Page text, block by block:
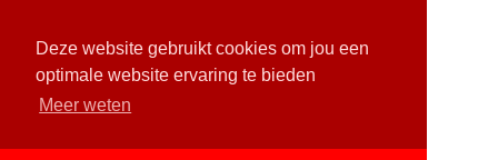
Deze website gebruikt cookies om jou een
optimale website ervaring te bieden
Meer weten